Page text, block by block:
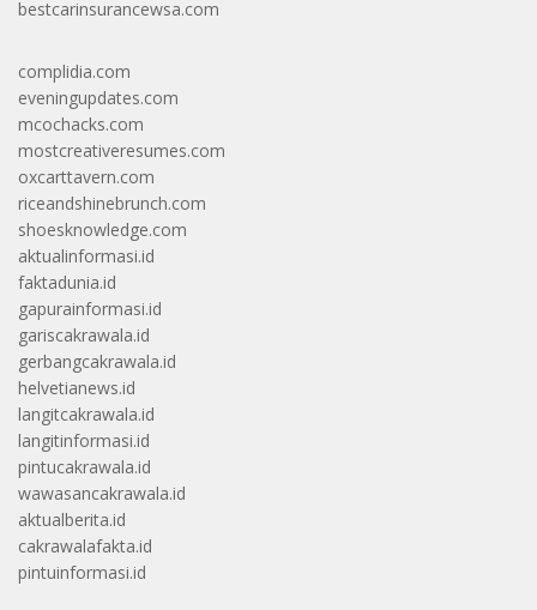
bestcarinsurancewsa.com
complidia.com
eveningupdates.com
mcochacks.com
mostcreativeresumes.com
oxcarttavern.com
riceandshinebrunch.com
shoesknowledge.com
aktualinformasi.id
faktadunia.id
gapurainformasi.id
gariscakrawala.id
gerbangcakrawala.id
helvetianews.id
langitcakrawala.id
langitinformasi.id
pintucakrawala.id
wawasancakrawala.id
aktualberita.id
cakrawalafakta.id
pintuinformasi.id